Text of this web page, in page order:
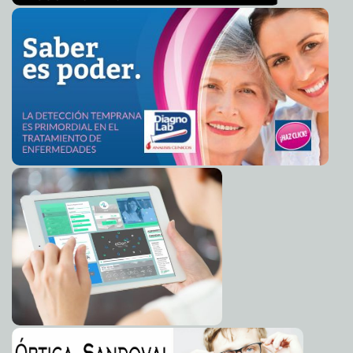
Claudia Sofía Gómez Infante
Descartan que la Inteligencia Artificial termine con
fuentes de trabajo Carmen Alicia Briceño Sánchez
2024-03-13 14:34:25 Bordadoras yucatecas, guardianas de patrimonio
cultural vivo Kamila López
El Antiguo Colegio de San Pedro permitió a pobladores
de Mérida obtener grados académicos Jorge Armando León Borges
2024-03-10 17:32:02 Crítica situación de los yucatecos ante la proliferación
de cementeras y caleras
2024-03-10 16:28:22 El Ayuntamiento de Mérida impulsa la
profesionalización de las y los elementos de seguridad municipal
Kamila López
2024-03-10 16:11:56 Las repercusiones de la prisión preventiva en Yucatán
se plasman en un libro Laura Aldama
2024-03-10 16:05:10 Trabajadores de la UADY se capacitan para promover la
cultura de la paz Jorge Armando León Borges
2024-03-10 16:02:31 Una mujer en la Presidencia no es suficiente si no
gobernará para todas: Xóchitl Gálvez Laura Aldama
2024-03-10 15:53:10 Inicia la Feria Internacional de la Lectura Yucatán 2024
con más de 600 actividades Carmen Alicia Briceño Sánchez
2024-03-10 15:46:35 David Toscana recibe el Premio Excelencia en las
Letras “José Emilio Pacheco” 2024 Claudia Sofía Gómez Infante
2024-03-09 16:40:00 Frente frío provocará este domingo leve